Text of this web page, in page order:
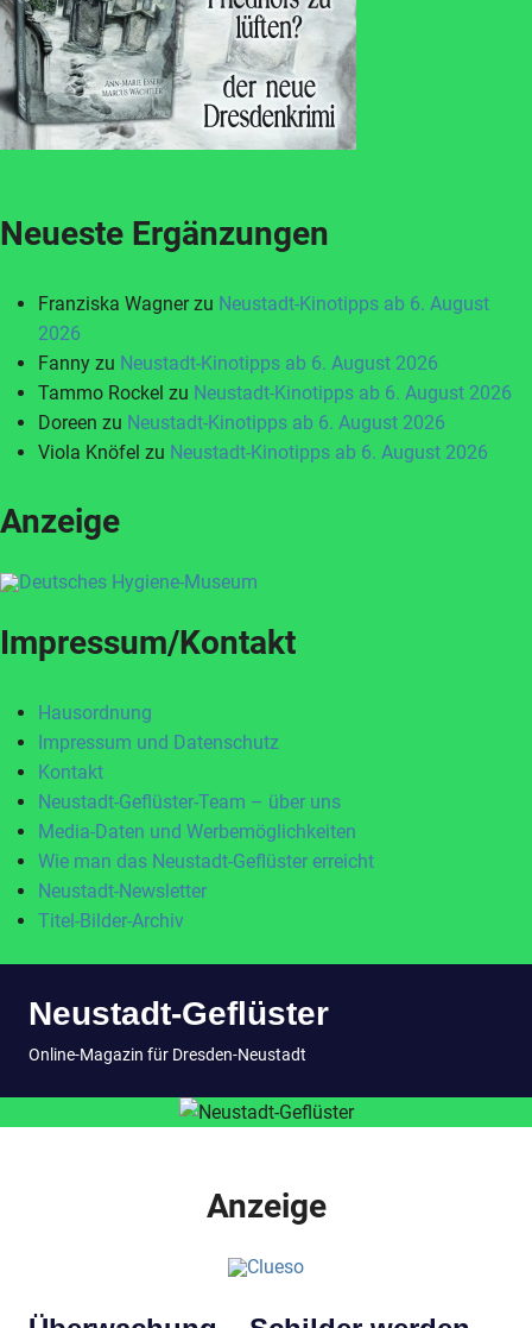
Neueste Ergänzungen
Franziska Wagnerzu Neustadt-Kinotipps ab 6. August
2026
Fanny zu Neustadt-Kinotipps ab 6. August 2026
Tammo Rockel zu Neustadt-Kinotipps ab 6. August 2026
Doreen zu Neustadt-Kinotipps ab 6. August 2026
Viola Knöfel zu Neustadt-Kinotipps ab 6. August 2026
Anzeige
Impressum/Kontakt
Hausordnung
Impressum und Datenschutz
Kontakt
Neustadt-Geflüster-Team – über uns
Media-Daten und Werbemöglichkeiten
Wie man das Neustadt-Geflüster erreicht
Neustadt-Newsletter
Titel-Bilder-Archiv
InhaltNeustadt-Geflüster
Online-Magazin für Dresden-Neustadt
Anzeige